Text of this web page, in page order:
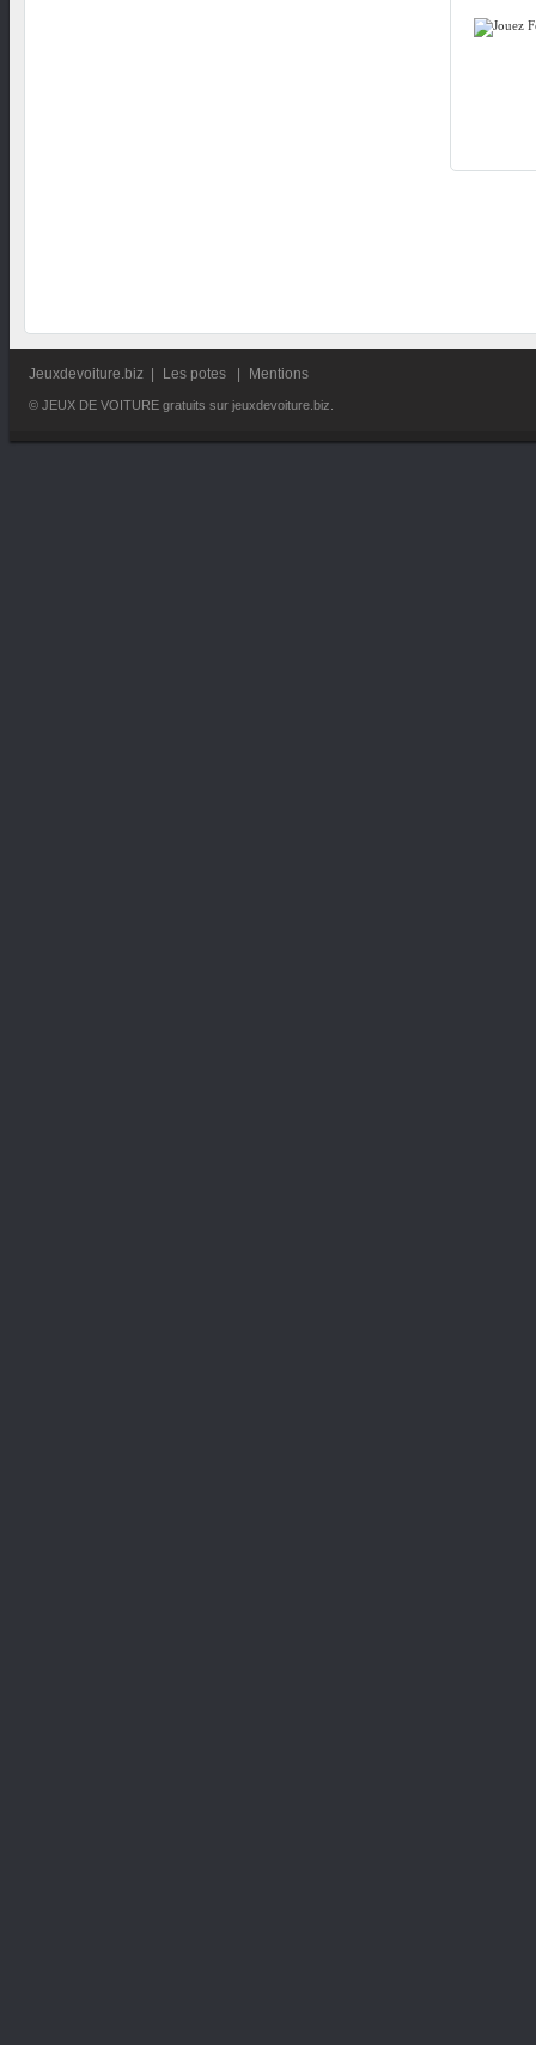
Jeuxdevoiture.biz Les potes Mentions
© JEUX DE VOITURE gratuits sur jeuxdevoiture.biz.